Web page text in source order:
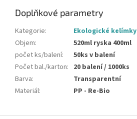
Doplňkové parametry
Kategorie:
Ekologické kelímky
Objem:
520ml ryska 400ml
počet ks/balení:
50ks v balení
Počet bal./karton: 20 balení / 1000ks
Barva:
Transparentní
Materiál: PP - Re-Bio